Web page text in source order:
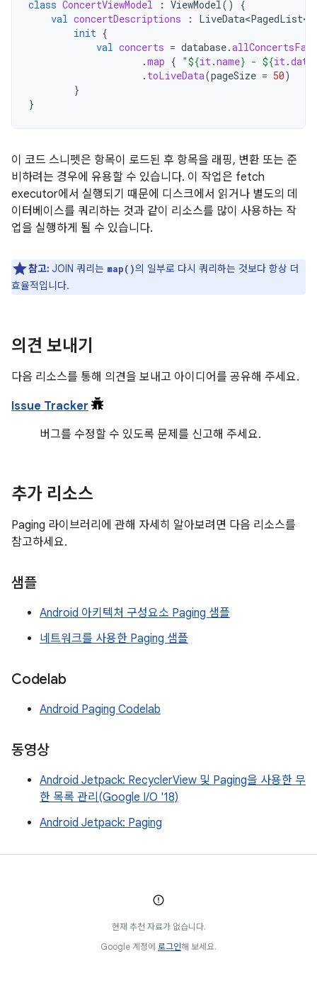
class ConcertViewModel : ViewModel()
{
val concertDescriptions :
init {
val concerts = database.
.map { "${it.name} - ${it.date
. toLiveData(pageSize = 50)
}
}
이 코드 스니펫은 항목이 로드된 후 항목을 래핑, 변환 또는 준
비하려는 경우에 유용할 수 있습니다. 이 작업은 fetch
executor에서 실행되기 때문에 디스크에서 읽거나 별도의 데
이터베이스를 쿼리하는 것과 같이 리소스를 많이 사용하는 작
업을 실행하게 될 수 있습니다.
참고: JOIN 쿼리는 map()의 일부로 다시 쿼리하는 것보다 항상 더
효율적입니다.
의견 보내기
다음 리소스를 통해 의견을 보내고 아이디어를 공유해 주세요.
Issue Tracker
버그를 수정할 수 있도록 문제를 신고해 주세요.
추가 리소스
Paging 라이브러리에 관해 자세히 알아보려면 다음 리소스를
참고하세요.
샘플
Android 아키텍처 구성요소 Paging 샘플
네트워크를 사용한 Paging 샘플
Codelab
Android Paging Codelab
동영상
Android Jetpack: RecyclerView 및 Paging을 사용한 무
한 목록 관리(Google I/O '18)
Android Jetpack: Paging
현재 추천 자료가 없습니다.
Google 계정에 로그인해 보세요.